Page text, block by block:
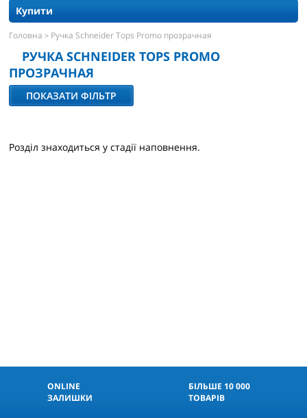
Купити
Головна > Ручка Schneider Tops Promo прозрачная
РУЧКА SCHNEIDER TOPS PROMO
ПРОЗРАЧНАЯ
ПОКАЗАТИ ФІЛЬТР
Розділ знаходиться у стадії наповнення.
ONLINE
ЗАЛИШКИ
БІЛЬШЕ 10 000
ТОВАРІВ